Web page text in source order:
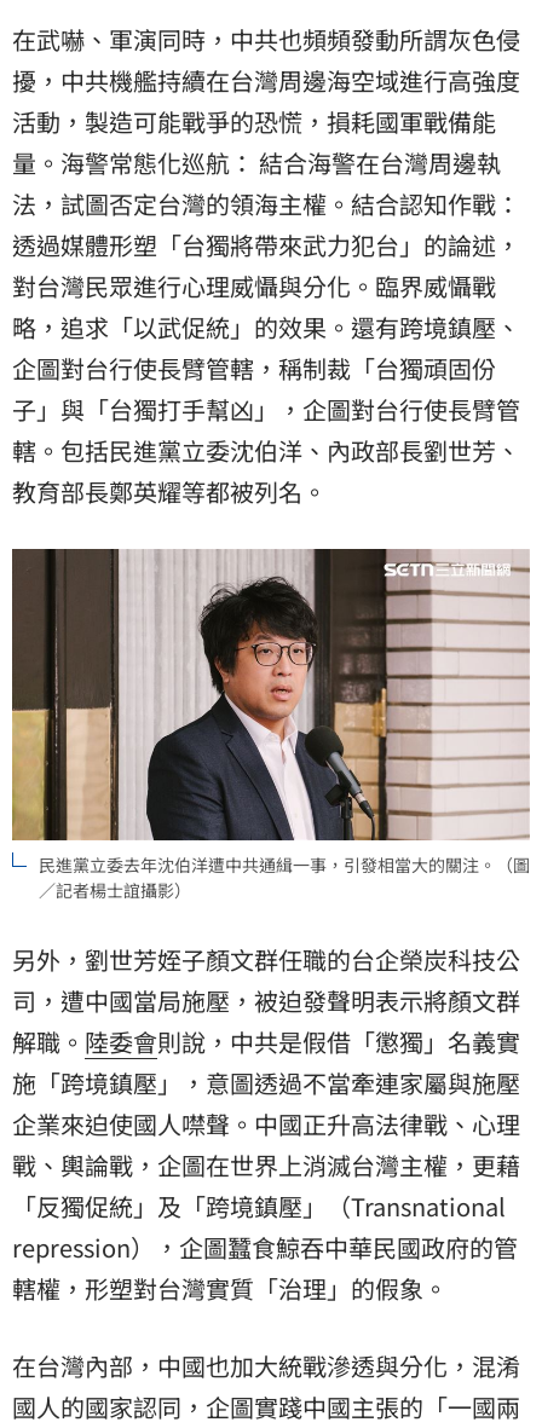
在武嚇、軍演同時，中共也頻頻發動所謂灰色侵
擾，中共機艦持續在台灣周邊海空域進行高強度
活動，製造可能戰爭的恐慌，損耗國軍戰備能
量。海警常態化巡航： 結合海警在台灣周邊執
法，試圖否定台灣的領海主權。結合認知作戰：
透過媒體形塑「台獨將帶來武力犯台」的論述，
對台灣民眾進行心理威懾與分化。臨界威懾戰
略，追求「以武促統」的效果。還有跨境鎮壓、
企圖對台行使長臂管轄，稱制裁「台獨頑固份
子」與「台獨打手幫凶」，企圖對台行使長臂管
轄。包括民進黨立委沈伯洋、內政部長劉世芳、
教育部長鄭英耀等都被列名。
民進黨立委去年沈伯洋遭中共通緝一事，引發相當大的關注。（圖
／記者楊士誼攝影）
另外，劉世芳姪子顏文群任職的台企榮炭科技公
司，遭中國當局施壓，被迫發聲明表示將顏文群
解職。 陸委會則說，中共是假借「懲獨」名義實
施「跨境鎮壓」，意圖透過不當牽連家屬與施壓
企業來迫使國人噤聲。中國正升高法律戰、心理
戰、輿論戰，企圖在世界上消滅台灣主權，更藉
「反獨促統」及「跨境鎮壓」（Transnational
repression），企圖蠶食鯨吞中華民國政府的管
轄權，形塑對台灣實質「治理」的假象。
在台灣內部，中國也加大統戰滲透與分化，混淆
國人的國家認同，企圖實踐中國主張的「一國兩